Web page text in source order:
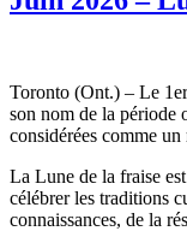
Toronto (Ont.) – Le
son nom de la période
considérées comme
La Lune de la fraise
célébrer les traditions
connaissances, de la